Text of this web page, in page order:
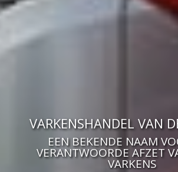
VARKENSHANDEL VAN
EEN BEKENDE NAAM
VERANTWOORDE AFZET
VARKENS